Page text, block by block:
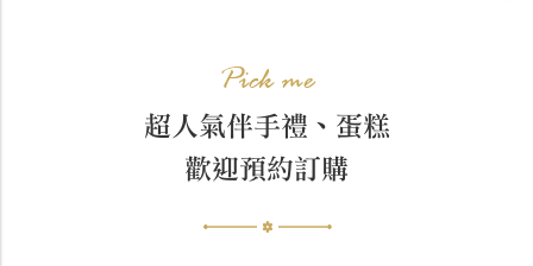
Pick me
超人氣伴手禮、蛋糕
歡迎預約訂購